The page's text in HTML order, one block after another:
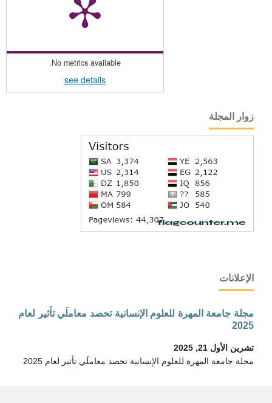
No metrics available.
see details
زوار المجلة
الإعلانات
مجلة جامعة المهرة للعلوم الإنسانية تحصد معاملَي تأثير لعام
2025
تشرين الأول 21, 2025
مجلة جامعة المهرة للعلوم الإنسانية تحصد معاملَي تأثير لعام 2025